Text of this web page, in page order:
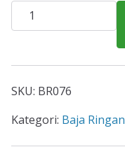
Kuantitas
Harga
Gembong
2026
SKU: BR076
Kategori: Baja Ringan